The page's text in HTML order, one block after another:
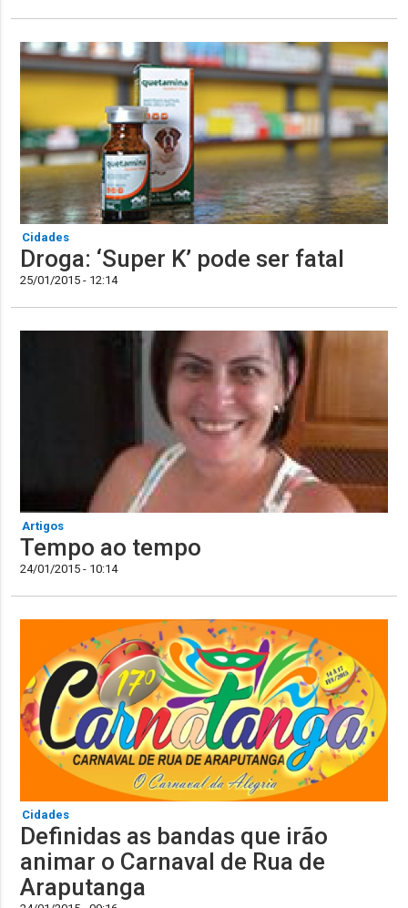
Cidades
Droga: ‘Super K’ pode ser fatal
25/01/2015 - 12:14
Artigos
Tempo ao tempo
24/01/2015 - 10:14
Cidades
Definidas as bandas que irão
animar o Carnaval de Rua de
Araputanga